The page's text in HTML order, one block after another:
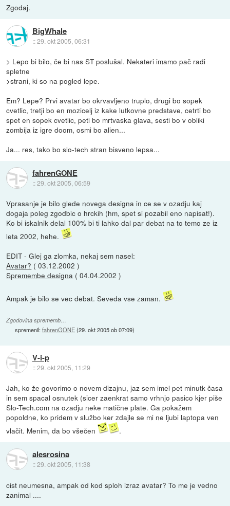
Zgodaj.
BigWhale
::29. okt 2005, 06:31
> Lepo bi bilo, če bi nas ST poslušal. Nekateri imamo pač radi
spletne
>strani, ki so na pogled lepe.
Em? Lepe? Prvi avatar bo okrvavljeno truplo, drugi bo sopek
cvetlic, tretji bo en mozicelj iz kake lutkovne predstave, cetrti bo
spet en sopek cvetlic, peti bo mrtvaska glava, sesti bo v obliki
zombija iz igre doom, osmi bo alien...
Ja... res, tako bo slo-tech stran bisveno lepsa...
fahrenGONE
::29. okt 2005, 06:59
Vprasanje je bilo glede novega designa in ce se v ozadju kaj
dogaja poleg zgodbic o hrckih (hm, spet si pozabil eno napisat!).
Ko bi iskalnik delal 100% bi ti lahko dal par debat na to temo ze iz
leta 2002, hehe.
EDIT - Glej ga zlomka, nekaj sem nasel:
Avatar? ( 03.12.2002 )
Spremembe designa ( 04.04.2002 )
Ampak je bilo se vec debat. Seveda vse zaman.
Zgodovina sprememb…
spremenil:fahrenGONE(29. okt 2005 ob 07:09)
V-i-p
::29. okt 2005, 11:29
Jah, ko že govorimo o novem dizajnu, jaz sem imel pet minutk časa
in sem spacal osnutek (sicer zaenkrat samo vrhnjo pasico kjer piše
Slo-Tech.com na ozadju neke matične plate. Ga pokažem
popoldne, ko pridem v službo ker zdajle se mi ne ljubi laptopa ven
vlačit. Menim, da bo všečen
.
alesrosina
::29. okt 2005, 11:38
cist neumesna, ampak od kod sploh izraz avatar? To me je vedno
zanimal ....